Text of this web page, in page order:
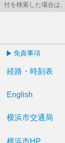
付を検索した場合は
免責事項
経路・時刻表
English
横浜市交通局
横浜市HP